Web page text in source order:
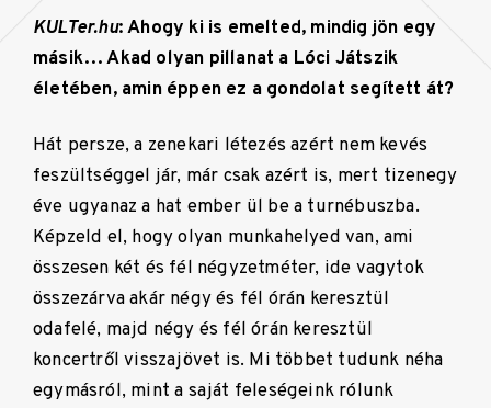
KULTer.hu: Ahogy ki is emelted, mindig jön egy
másik… Akad olyan pillanat a Lóci Játszik
életében, amin éppen ez a gondolat segített át?
Hát persze, a zenekari létezés azért nem kevés
feszültséggel jár, már csak azért is, mert tizenegy
éve ugyanaz a hat ember ül be a turnébuszba.
Képzeld el, hogy olyan munkahelyed van, ami
összesen két és fél négyzetméter, ide vagytok
összezárva akár négy és fél órán keresztül
odafelé, majd négy és fél órán keresztül
koncertről visszajövet is. Mi többet tudunk néha
egymásról, mint a saját feleségeink rólunk